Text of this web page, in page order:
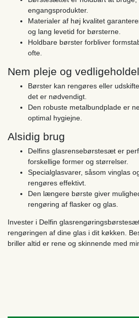
engangsprodukter.
Materialer af høj kvalitet
og lang levetid for børsterne.
Holdbare børster forbliver
ofte.
Nem pleje og
Børster kan rengøres eller
det er nødvendigt.
Den robuste metalbundplade er
optimal hygiejne.
Alsidig brug
Delfins glasrensebørstesæt er
forskellige former og størrelser.
Specialglasvarer, såsom vinglas
rengøres effektivt.
Den længere børste giver
rengøring af flasker og glas.
Invester i Delfin
rengøringen af ​​dine glas i dit køkken.
briller altid er rene og skinnende med